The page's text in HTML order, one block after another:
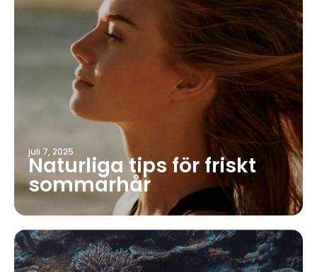
juli 7, 2025
Naturliga tips för friskt
sommarhår